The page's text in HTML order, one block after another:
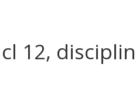
12,